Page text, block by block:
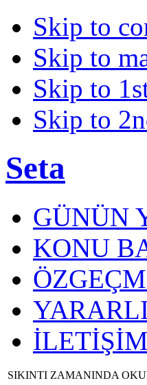
Skip to
Skip to
Skip to
Skip to
Seta
GÜNÜN
KONU
İLETİŞİM
SIKINTI ZAMANINDA